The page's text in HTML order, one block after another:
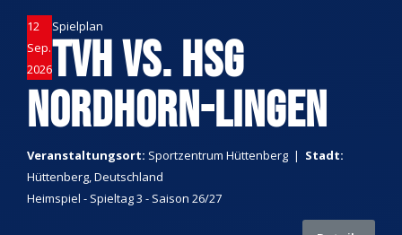
12
Sep.
2026
Spielplan
TVH VS. HSG
NORDHORN-LINGEN
Veranstaltungsort: Sportzentrum Hüttenberg | Stadt:
Hüttenberg, Deutschland
Heimspiel - Spieltag 3 - Saison 26/27